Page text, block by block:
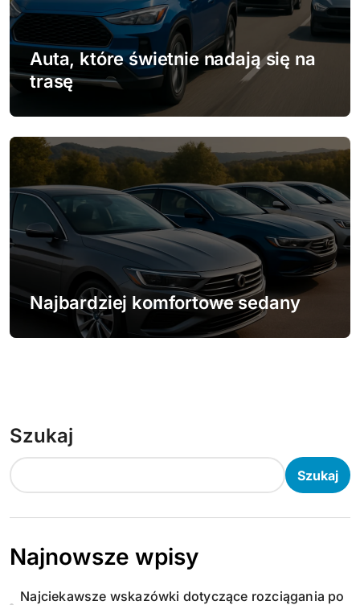
Auta, które świetnie nadają się na
trasę
Najbardziej komfortowe sedany
Szukaj
Szukaj
Najnowsze wpisy
Najciekawsze wskazówki dotyczące rozciągania po